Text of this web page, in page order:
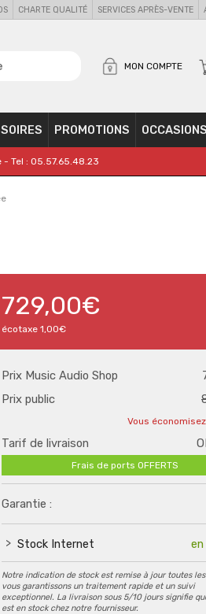
CHARTE QUALITÉ SERVICES APRÈS-VENTE
MON COMPTE
PROMOTIONS OCCASIONS
Tel : 05.57.65.48.23
729,00€
écotaxe 1,00€
Prix Music Audio Shop
Prix public
Tarif de livraison
Frais de ports OFFERTS
Garantie :
Stock Internet en
Notre indication de stock est remise à jour toutes
vous garantissons un traitement rapide et un suivi
exceptionnel. La livraison sous 5/10 jours signifie
est en stock chez notre fournisseur.